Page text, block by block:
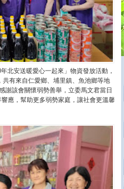
北安送暖愛心一起來」物資發放活動，
有來自仁愛鄉、埔里鎮、魚池鄉等地
謝該會關懷弱勢善舉，立委馬文君當日
應，幫助更多弱勢家庭，讓社會更溫馨